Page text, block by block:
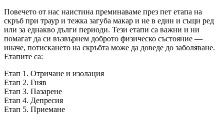
Повечето от нас наистина преминаваме през пет етапа на
скръб при траур и тежка загуба макар и не в един и същи ред
или за еднакво дълги периоди. Тези етапи са важни и ни
помагат да си възвърнем доброто физическо състояние —
иначе, потискането на скръбта може да доведе до заболяване.
Етапите са:
Етап 1. Отричане и изолация
Етап 2. Гняв
Етап 3. Пазарене
Етап 4. Депресия
Етап 5. Приемане